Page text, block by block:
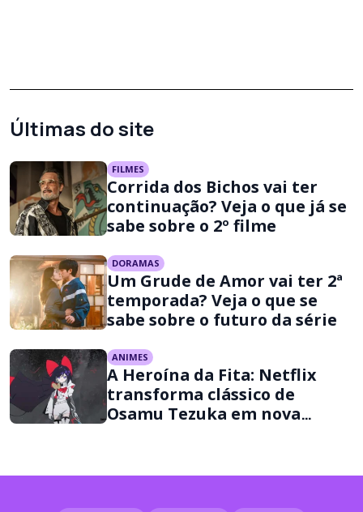
Últimas do site
FILMES
Corrida dos Bichos vai ter
continuação? Veja o que já se
sabe sobre o 2º filme
DORAMAS
Um Grude de Amor vai ter 2ª
temporada? Veja o que se
sabe sobre o futuro da série
ANIMES
A Heroína da Fita: Netflix
transforma clássico de
Osamu Tezuka em nova